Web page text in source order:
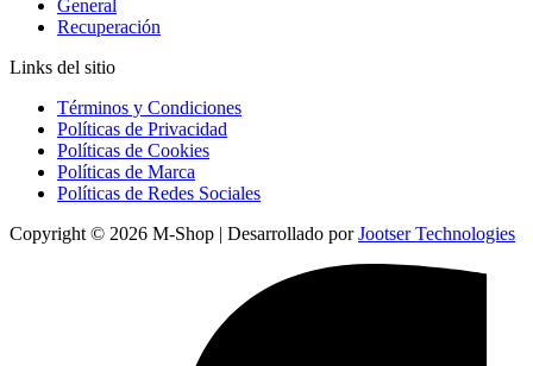
General
Recuperación
Links del sitio
Términos y Condiciones
Políticas de Privacidad
Políticas de Cookies
Políticas de Marca
Políticas de Redes Sociales
Copyright © 2026 M-Shop | Desarrollado porJootser Technologies